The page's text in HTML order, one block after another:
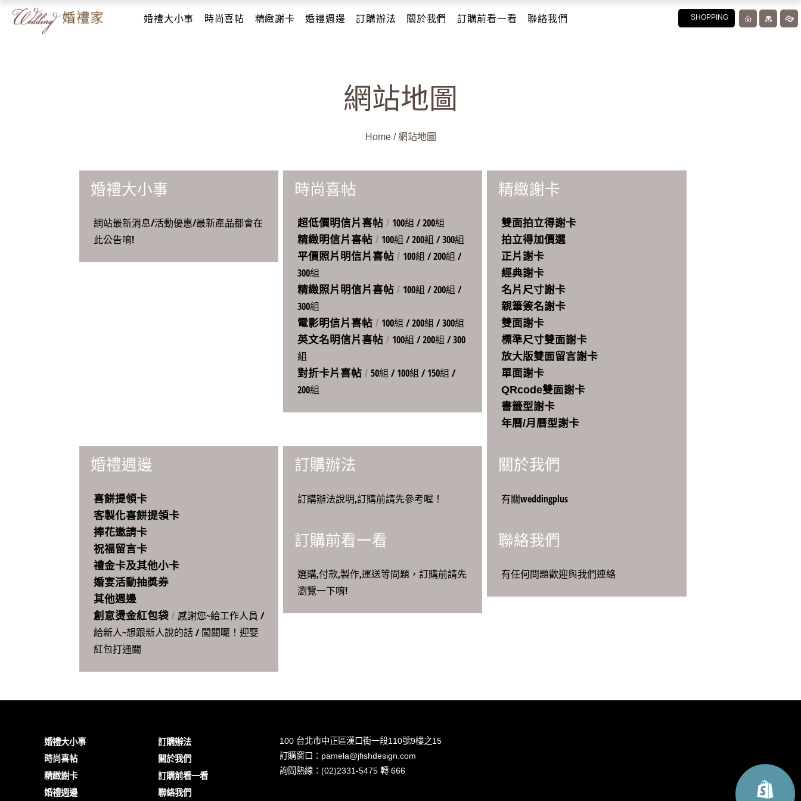
SHOPPING
婚禮大小事 時尚喜帖 精緻謝卡 婚禮週邊 訂購辦法 關於我們 訂購前看一看 聯絡我們
網站地圖
Home/網站地圖
婚禮大小事
網站最新消息/活動優惠/最新產品都會在
此公告唷!
時尚喜帖
超低價明信片喜帖 / 100組 /200組
精緻明信片喜帖 / 100組 /200組 /300組
平價照片明信片喜帖 / 100組 /200組 /
300組
精緻照片明信片喜帖 / 100組 /200組 /
300組
電影明信片喜帖 / 100組 /200組 /300組
英文名明信片喜帖 / 100組 /200組 /300
組
對折卡片喜帖 /50組 /100組 /150組 /
200組
精緻謝卡
雙面拍立得謝卡
拍立得加價選
正片謝卡
經典謝卡
名片尺寸謝卡
親筆簽名謝卡
雙面謝卡
標準尺寸雙面謝卡
放大版雙面留言謝卡
單面謝卡
QRcode雙面謝卡
書籤型謝卡
年曆/月曆型謝卡
婚禮週邊
喜餅提領卡
客製化喜餅提領卡
捧花邀請卡
祝福留言卡
禮金卡及其他小卡
婚宴活動抽獎券
其他週邊
創意燙金紅包袋/ 感謝您~給工作人員 /
給新人~想跟新人說的話/闖關囉！迎娶
紅包打通關
訂購辦法
訂購辦法說明,訂購前請先參考喔！
關於我們
有關weddingplus
訂購前看一看
選購,付款,製作,運送等問題，訂購前請先
瀏覽一下唷!
聯絡我們
有任何問題歡迎與我們連絡
婚禮大小事
時尚喜帖
精緻謝卡
婚禮週邊
訂購辦法
關於我們
訂購前看一看
聯絡我們
100 台北市中正區漢口街一段110號9樓之15
訂購窗口：pamela@jfishdesign.com
詢問熱線：(02)2331-5475 轉 666